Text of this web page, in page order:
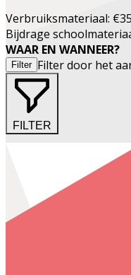
Verbruiksmateriaal:
Bijdrage
WAAR EN WANNEER?
Filter Filter door het
FILTER